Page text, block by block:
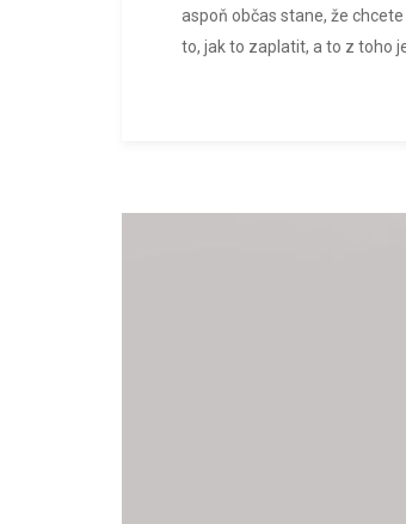
aspoň občas stane, že
to, jak to zaplatit, a to z toho